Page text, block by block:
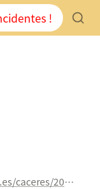
!
http://www.hoy.es/caceres/201611/07/desploma-parte-cornisa-causar-20161107000736-v.html?ns_campaign=rrss&ns_mchannel=boton&ns_fee=0&ns_source=tw&ns_linkname=caceres